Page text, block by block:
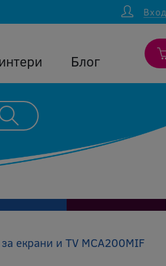
Вход
Блог
екрани и TV MCA200MIF